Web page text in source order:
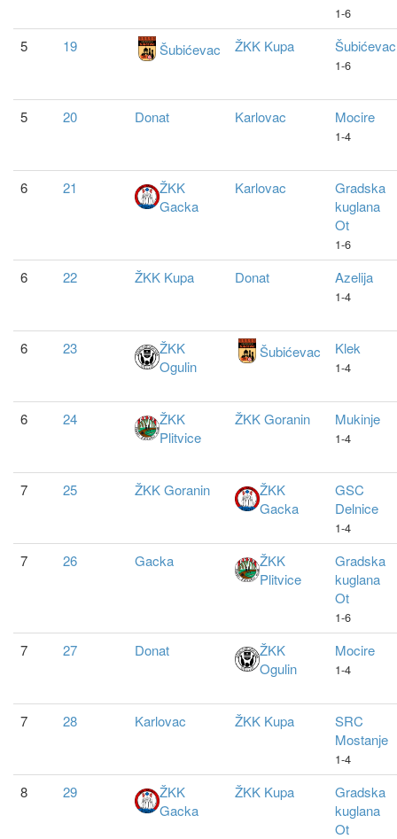
1-6
5 19 Šubićevac ŽKK Kupa Šubićevac
1-6
5 20 Donat Karlovac Mocire
1-4
6 21
ŽKK
Gacka
Karlovac
Gradska
kuglana
Ot
1-6
6 22 ŽKK Kupa Donat Azelija
1-4
6 23
ŽKK
Ogulin
Šubićevac Klek
1-4
6 24
ŽKK
Plitvice
ŽKK Goranin Mukinje
1-4
7 25 ŽKK Goranin
ŽKK
Gacka
GSC
Delnice
1-4
7 26 Gacka
ŽKK
Plitvice
Gradska
kuglana
Ot
1-6
7 27 Donat
ŽKK
Ogulin
Mocire
1-4
7 28 Karlovac ŽKK Kupa
SRC
Mostanje
1-4
8 29
ŽKK
Gacka
ŽKK Kupa
Gradska
kuglana
Ot